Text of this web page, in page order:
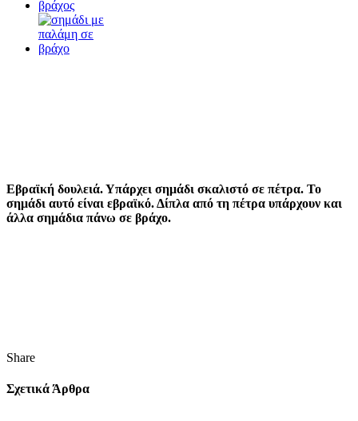
Εβραϊκή δουλειά. Υπάρχει σημάδι σκαλιστό σε πέτρα. Το
σημάδι αυτό είναι εβραϊκό. Δίπλα από τη πέτρα υπάρχουν και
άλλα σημάδια πάνω σε βράχο.
Share
Σχετικά Άρθρα